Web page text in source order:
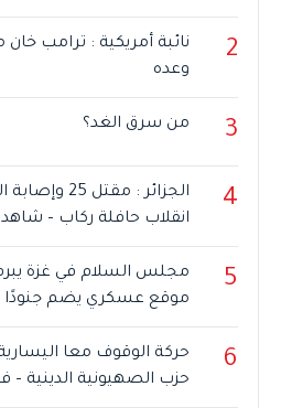
2
نائبة أمريكية : ترامب خان
وعده
3 من سرق الغد؟
4
الجزائر : مقتل
انقلاب حافلة ركاب – شاهد
5
مجلس السلام في غزة
موقع عسكري يضم جنودًا
6
حركة الوقوف معا
حزب الصهيونية الدينية –